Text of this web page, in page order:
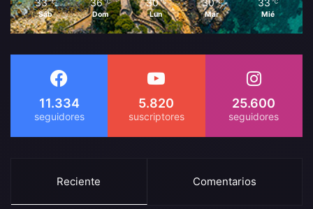
Sáb Dom Lun Mar Mié
11.334 5.820 25.600
Reciente Comentarios